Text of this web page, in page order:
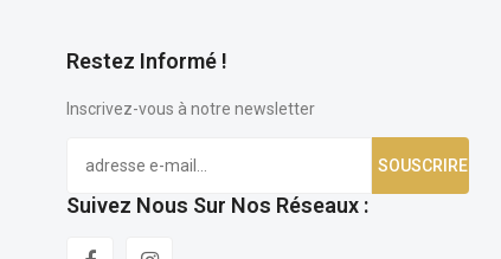
Restez Informé !
Inscrivez-vous à notre newsletter
Suivez Nous Sur Nos Réseaux :